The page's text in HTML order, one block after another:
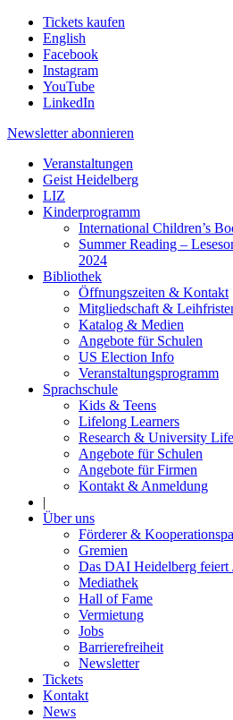
Tickets kaufen
English
Facebook
Instagram
YouTube
LinkedIn
Newsletter abonnieren
Veranstaltungen
Geist Heidelberg
LIZ
Kinderprogramm
International Children’s
Summer Reading –
2024
Bibliothek
Öffnungszeiten & Kontakt
Mitgliedschaft &
Katalog & Medien
Angebote für Schulen
US Election Info
Veranstaltungsprogramm
Sprachschule
Kids & Teens
Lifelong Learners
Research & University Life
Angebote für Schulen
Angebote für Firmen
Kontakt & Anmeldung
|
Über uns
Förderer &
Gremien
Das DAI Heidelberg feiert
Mediathek
Hall of Fame
Vermietung
Jobs
Barrierefreiheit
Newsletter
Tickets
Kontakt
News